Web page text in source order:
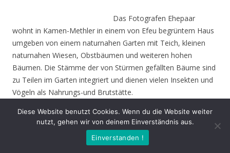
Das Fotografen Ehepaar
wohnt in Kamen-Methler in einem von Efeu begrüntem Haus
umgeben von einem naturnahen Garten mit Teich, kleinen
naturnahen Wiesen, Obstbäumen und weiteren hohen
Bäumen. Die Stämme der von Stürmen gefällten Bäume sind
zu Teilen im Garten integriert und dienen vielen Insekten und
Vögeln als Nahrungs-und Brutstätte.
Beide sind Mitbegründer des NABU Unna und setzen sich seit
Jahrzehnten für den Natur- und Umweltschutz nein.
Diese Website benutzt Cookies. Wenn du die Website weiter
nutzt, gehen wir von deinem Einverständnis aus.
Einverstanden !